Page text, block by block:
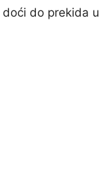
doći do prekida u